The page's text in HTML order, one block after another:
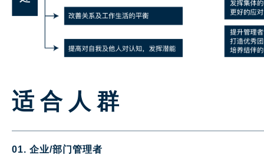
适合人群
01. 企业/部门管理者